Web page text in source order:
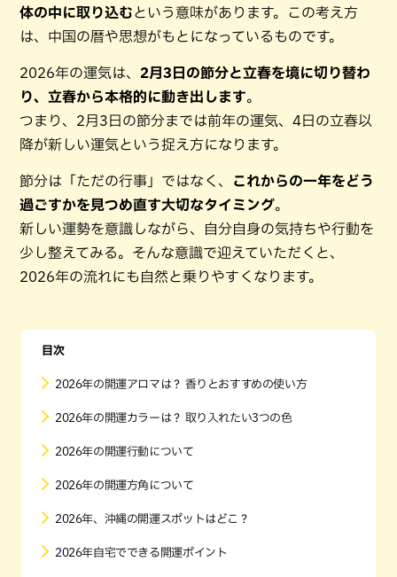
体の中に取り込むという意味があります。この考え方
は、中国の暦や思想がもとになっているものです。
2026年の運気は、 2月3日の節分と立春を境に切り替わ
り、立春から本格的に動き出します。
つまり、2月3日の節分までは前年の運気、4日の立春以
降が新しい運気という捉え方になります。
節分は「ただの行事」ではなく、
これからの一年をどう
過ごすかを見つめ直す大切なタイミング。
新しい運勢を意識しながら、自分自身の気持ちや行動を
少し整えてみる。そんな意識で迎えていただくと、
2026年の流れにも自然と乗りやすくなります。
目次
2026年の開運アロマは？ 香りとおすすめの使い方
2026年の開運カラーは？ 取り入れたい3つの色
2026年の開運行動について
2026年の開運方角について
2026年、沖縄の開運スポットはどこ？
2026年自宅でできる開運ポイント